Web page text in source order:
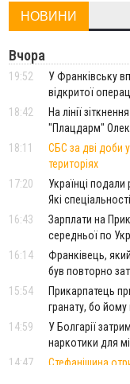
НОВИНИ
Вчора
19:52
У Франківську
відкритої
18:42
На лінії
"Плацдарм"
18:11
СБС за дві доби
територіях
17:20
Українці подали
Які
16:43
Зарплати на
середньої по
16:14
Франківець,
був повторно
15:54
Прикарпатець
гранату, бо йому
14:59
У Болгарії
наркотики для
14:47
Стефанішина